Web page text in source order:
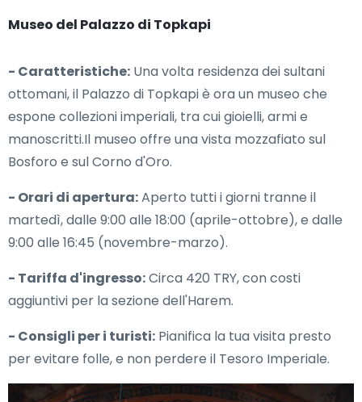
Museo del Palazzo di Topkapi
- Caratteristiche: Una volta residenza dei sultani
ottomani, il Palazzo di Topkapi è ora un museo che
espone collezioni imperiali, tra cui gioielli, armi e
manoscritti.Il museo offre una vista mozzafiato sul
Bosforo e sul Corno d'Oro.
- Orari di apertura:Aperto tutti i giorni tranne il
martedì, dalle 9:00 alle 18:00 (aprile-ottobre), e dalle
9:00 alle 16:45 (novembre-marzo).
- Tariffa d'ingresso:Circa 420 TRY, con costi
aggiuntivi per la sezione dell'Harem.
- Consigli per i turisti: Pianifica la tua visita presto
per evitare folle, e non perdere il Tesoro Imperiale.